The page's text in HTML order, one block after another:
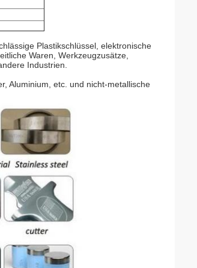
Plastikschlüssel, elektronische
Waren, Werkzeugzusätze,
Industrien.
Aluminium, etc. und nicht-metallische